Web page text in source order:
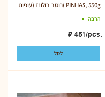
רוטב בולונז (עופות) PINHAS, 550g
הרבה
₽ 451/pcs.
לסל